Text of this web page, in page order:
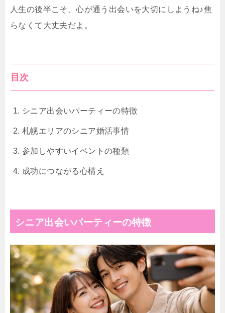
人生の後半こそ、心が通う出会いを大切にしようね♪焦
らなくて大丈夫だよ。
目次
シニア出会いパーティーの特徴
札幌エリアのシニア婚活事情
参加しやすいイベントの種類
成功につながる心構え
シニア出会いパーティーの特徴